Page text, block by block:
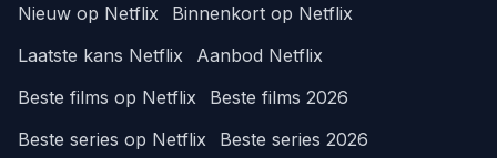
Nieuw op Netflix
Binnenkort op Netflix
Laatste kans Netflix
Aanbod Netflix
Beste films op Netflix
Beste films 2026
Beste series op Netflix
Beste series 2026